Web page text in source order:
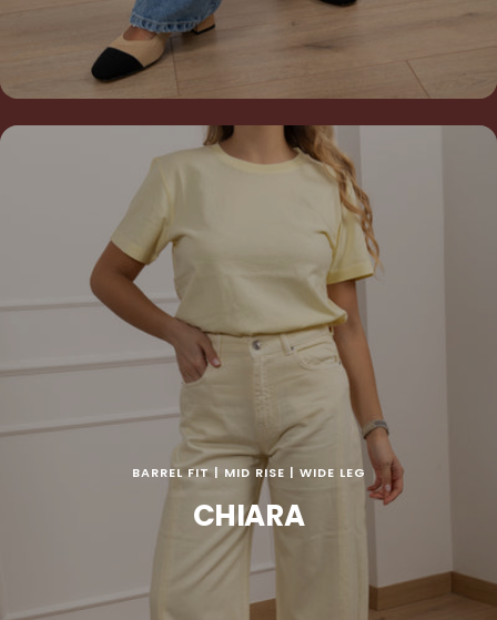
BARREL FIT | MID RISE | WIDE LEG
CHIARA